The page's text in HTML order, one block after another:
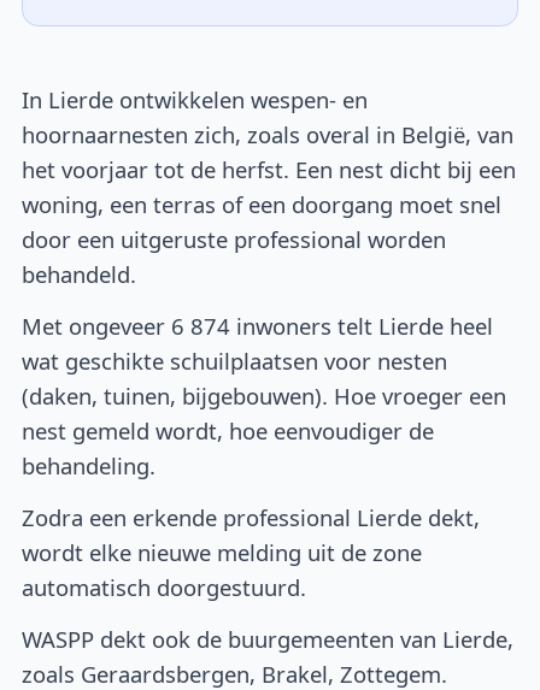
In Lierde ontwikkelen wespen- en
hoornaarnesten zich, zoals overal in België, van
het voorjaar tot de herfst. Een nest dicht bij een
woning, een terras of een doorgang moet snel
door een uitgeruste professional worden
behandeld.
Met ongeveer 6 874 inwoners telt Lierde heel
wat geschikte schuilplaatsen voor nesten
(daken, tuinen, bijgebouwen). Hoe vroeger een
nest gemeld wordt, hoe eenvoudiger de
behandeling.
Zodra een erkende professional Lierde dekt,
wordt elke nieuwe melding uit de zone
automatisch doorgestuurd.
WASPP dekt ook de buurgemeenten van Lierde,
zoals Geraardsbergen, Brakel, Zottegem.